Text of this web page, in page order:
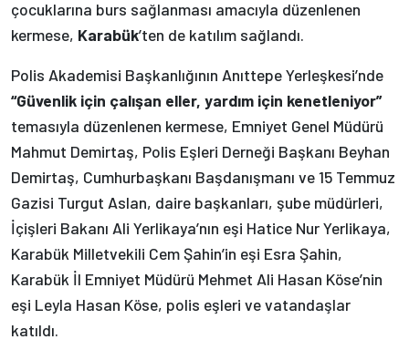
çocuklarına burs sağlanması amacıyla düzenlenen
kermese, Karabük’ten de katılım sağlandı.
Polis Akademisi Başkanlığının Anıttepe Yerleşkesi’nde
“Güvenlik için çalışan eller, yardım için kenetleniyor”
temasıyla düzenlenen kermese, Emniyet Genel Müdürü
Mahmut Demirtaş, Polis Eşleri Derneği Başkanı Beyhan
Demirtaş, Cumhurbaşkanı Başdanışmanı ve 15 Temmuz
Gazisi Turgut Aslan, daire başkanları, şube müdürleri,
İçişleri Bakanı Ali Yerlikaya’nın eşi Hatice Nur Yerlikaya,
Karabük Milletvekili Cem Şahin’in eşi Esra Şahin,
Karabük İl Emniyet Müdürü Mehmet Ali Hasan Köse’nin
eşi Leyla Hasan Köse, polis eşleri ve vatandaşlar
katıldı.